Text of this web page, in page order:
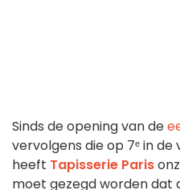
Sinds de opening van de
vervolgens die op 7ᵉ in
heeft Tapisserie Paris
moet gezegd worden dat